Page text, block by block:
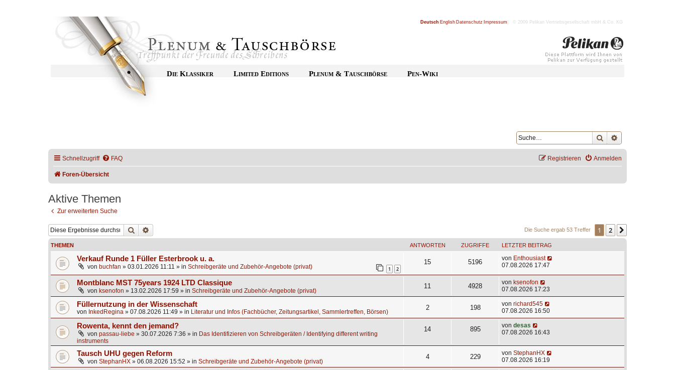
Deutsch English Datenschutz Impressum | © 2009 Pelikan Vertriebsgesellschaft mbH & Co. KG
Die Klassiker Limited Editions Plenum & Tauschbörse Pen-Wiki
Suche
Schnellzugriff FAQ Anmelden
Registrieren
Foren-Übersicht
Aktive Themen
Zur erweiterten Suche
Suche Die Suche ergab 53 Treffer 1 2
THEMEN ANTWORTEN ZUGRIFFE LETZTER BEITRAG
Verkauf Runde 1 Füller Esterbrook u. a.
von buchfan » 03.01.2026 11:11 » in Schreibgeräte und Zubehör-Angebote (privat) 1 2
15 5196 von Enthousiast
07.08.2026 17:47
Montblanc MST 75years 1924 LTD Classique
von ksenofon » 13.02.2026 17:59 » in Schreibgeräte und Zubehör-Angebote (privat)
11 4928 von ksenofon
07.08.2026 17:23
Füllernutzung in der Wissenschaft
von InkedRegina » 07.08.2026 11:49 » in Literatur und Infos (Fachbücher, Zeitungsartikel, Sammlertreffen, Börsen)
2 198 von richard545
07.08.2026 16:50
Rowenta, kennt den jemand?
von passau-liebe » 30.07.2026 7:36 » in Das Identifizieren von Schreibgeräten / Identifying different writing
instruments
14 895 von desas
07.08.2026 16:43
Tausch UHU gegen Reform
von StephanHX » 06.08.2026 15:52 » in Schreibgeräte und Zubehör-Angebote (privat)
4 229 von StephanHX
07.08.2026 16:19